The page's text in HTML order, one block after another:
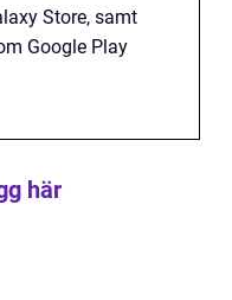
Store, samt
Google Play
här